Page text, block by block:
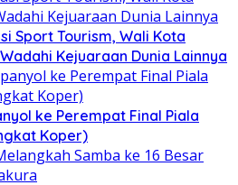
Sport Tourism, Wali Kota
Kejuaraan Dunia Lainnya
ke Perempat Final Piala
Koper)